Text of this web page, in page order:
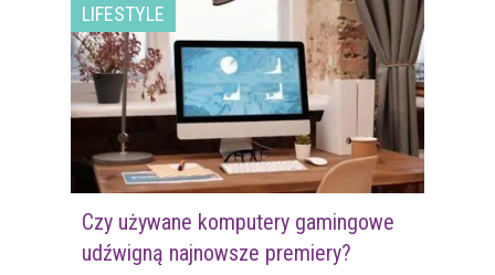
LIFESTYLE
Czy używane komputery gamingowe
udźwigną najnowsze premiery?